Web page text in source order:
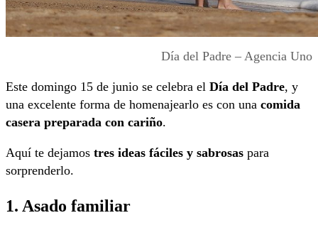
Día del Padre – Agencia Uno
Este domingo 15 de junio se celebra el Día del Padre, y
una excelente forma de homenajearlo es con una comida
casera preparada con cariño.
Aquí te dejamos tres ideas fáciles y sabrosas para
sorprenderlo.
1. Asado familiar